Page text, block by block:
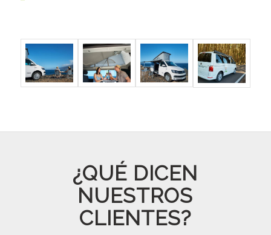
¿QUÉ DICEN
NUESTROS
CLIENTES?